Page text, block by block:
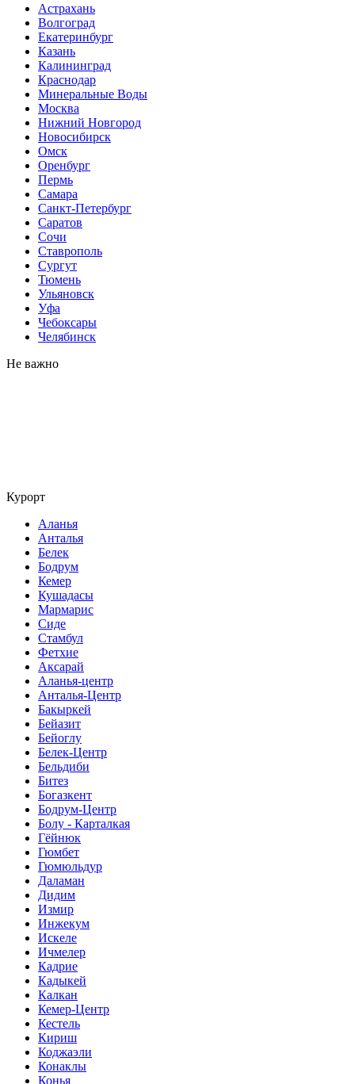
Астрахань
Волгоград
Екатеринбург
Казань
Калининград
Краснодар
Минеральные Воды
Москва
Нижний Новгород
Новосибирск
Омск
Оренбург
Пермь
Самара
Санкт-Петербург
Саратов
Сочи
Ставрополь
Сургут
Тюмень
Ульяновск
Уфа
Чебоксары
Челябинск
Не важно
Курорт
Аланья
Анталья
Белек
Бодрум
Кемер
Кушадасы
Мармарис
Сиде
Стамбул
Фетхие
Аксарай
Аланья-центр
Анталья-Центр
Бакыркей
Бейазит
Бейоглу
Белек-Центр
Бельдиби
Битез
Богазкент
Бодрум-Центр
Болу - Карталкая
Гёйнюк
Гюмбет
Гюмюльдур
Даламан
Дидим
Измир
Инжекум
Искеле
Ичмелер
Кадрие
Кадыкей
Калкан
Кемер-Центр
Кестель
Кириш
Коджаэли
Конаклы
Конья